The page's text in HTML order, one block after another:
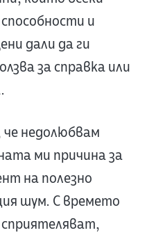
и
дали да ги
за справка или
недолюбвам
ми причина за
на полезно
шум. С времето